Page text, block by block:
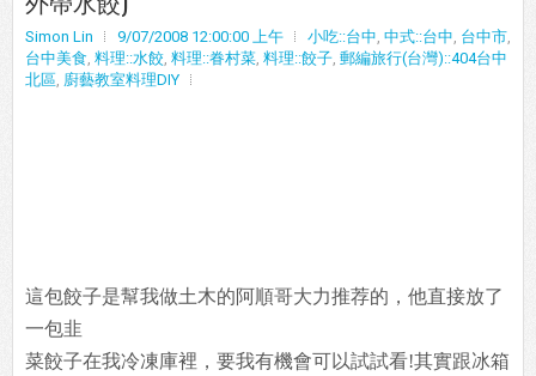
Simon Lin 9/07/2008 12:00:00 上午 小吃::台中 中式::台中 台中市
台中美食 料理::水餃 料理::眷村菜 料理::餃子 郵編旅行(台灣)::404台中
北區 廚藝教室料理DIY
這包餃子是幫我做土木的阿順哥大力推荐的，他直接放了
一包韭
菜餃子在我冷凍庫裡，要我有機會可以試試看!其實跟冰箱